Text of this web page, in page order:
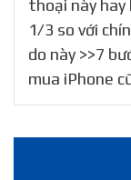
thoại này hay
1/3 so với
do này >>7
mua iPhone